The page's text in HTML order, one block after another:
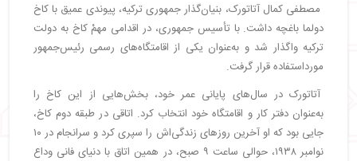
مصطفی کمال آتاتورک، بنیان‌گذار جمهوری ترکیه، پیوندی عمیق با کاخ
دولما باغچه داشت. با تأسیس جمهوری، در اقدامی مهمْ کاخ به دولت
ترکیه واگذار شد و به‌عنوان یکی از اقامتگاه‌های رسمی رئیس‌جمهور
مورداستفاده قرار گرفت.
آتاتورک در سال‌های پایانی عمر خود، بخش‌هایی از این کاخ را
به‌عنوان دفتر کار و اقامتگاه خود انتخاب کرد. اتاقی در طبقه دوم کاخ،
جایی بود که او آخرین روزهای زندگی‌اش را سپری کرد و سرانجام در ۱۰
نوامبر ۱۹۳۸، حوالی ساعت ۹ صبح، در همین اتاق با دنیای فانی وداع